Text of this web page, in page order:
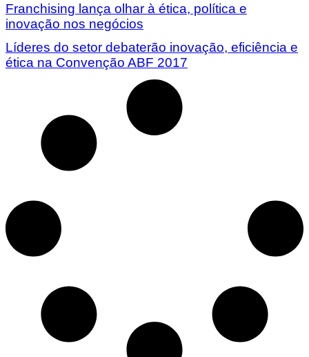
Franchising lança olhar à ética, política e
inovação nos negócios
Líderes do setor debaterão inovação, eficiência e
ética na Convenção ABF 2017